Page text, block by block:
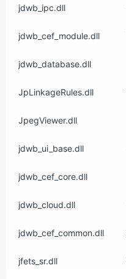
jdwb_ipc.dll
jdwb_cef_module.dll
jdwb_database.dll
JpLinkageRules.dll
JpegViewer.dll
jdwb_ui_base.dll
jdwb_cef_core.dll
jdwb_cloud.dll
jdwb_cef_common.dll
jfets_sr.dll